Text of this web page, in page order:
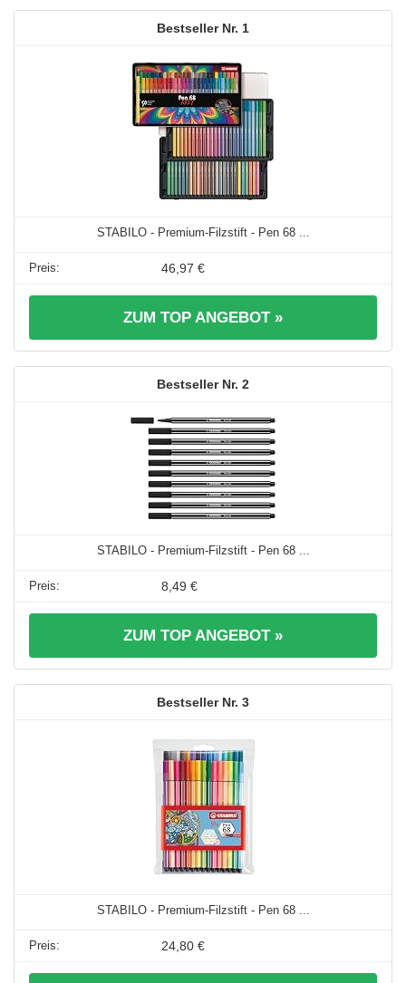
1
STABILO - Premium-Filzstift - Pen 68 ...
46,97 €
ZUM TOP ANGEBOT »
2
STABILO - Premium-Filzstift - Pen 68 ...
8,49 €
ZUM TOP ANGEBOT »
3
STABILO - Premium-Filzstift - Pen 68 ...
24,80 €